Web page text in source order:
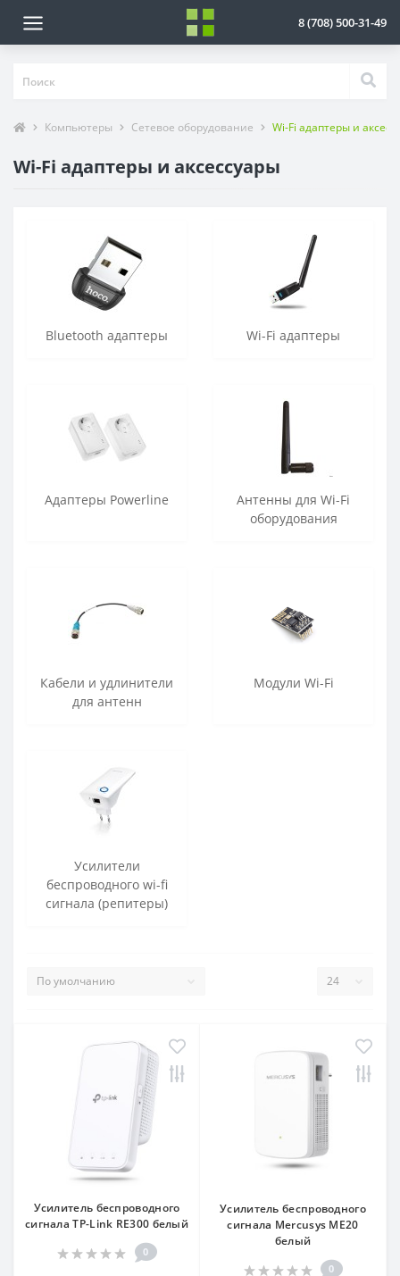
8 (708) 500-31-49
Компьютеры Сетевое оборудование Wi-Fi адаптеры и
Wi-Fi адаптеры и аксессуары
Bluetooth адаптеры Wi-Fi адаптеры
Адаптеры Powerline
Антенны для Wi-Fi
оборудования
Кабели и удлинители
для антенн
Модули Wi-Fi
Усилители
беспроводного wi-fi
сигнала (репитеры)
Усилитель беспроводного
сигнала TP-Link RE300 белый
0
Усилитель беспроводного
сигнала Mercusys ME20
белый
0